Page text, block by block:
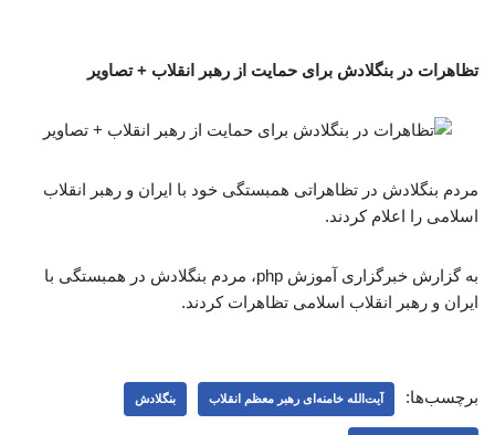
تظاهرات در بنگلادش برای حمایت از رهبر انقلاب + تصاویر
مردم بنگلادش در تظاهراتی همبستگی خود با ایران و رهبر انقلاب
اسلامی را اعلام کردند.
به گزارش خبرگزاری آموزش php، مردم بنگلادش در همبستگی با
ایران و رهبر انقلاب اسلامی تظاهرات کردند.
برچسب‌ها: آیت‌الله خامنه‌ای رهبر معظم انقلاب بنگلادش